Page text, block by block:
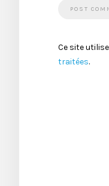
Ce site
traitées.